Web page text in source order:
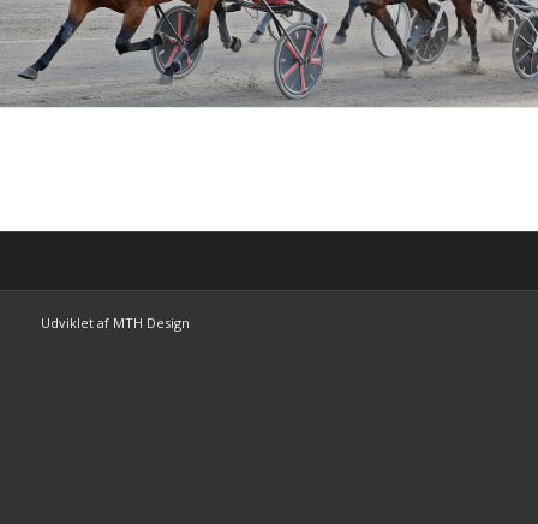
Udviklet af MTH Design